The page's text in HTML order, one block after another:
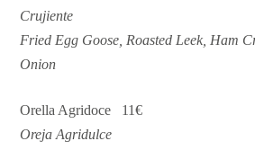
Crujiente
Fried Egg Goose, Roasted Leek, Ham
Onion
Orella Agridoce 11€
Oreja Agridulce